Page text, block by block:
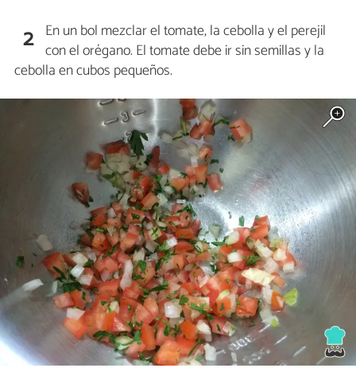
2 En un bol mezclar el tomate, la cebolla y el perejil
con el orégano. El tomate debe ir sin semillas y la
cebolla en cubos pequeños.